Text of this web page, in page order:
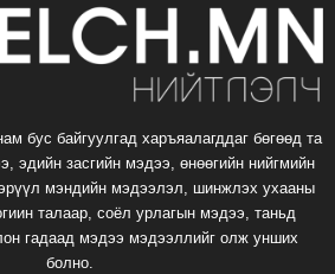
бус байгуулгад харъяалагддаг бөгөөд та
эдийн засгийн мэдээ, өнөөгийн нийгмийн
мэндийн мэдээлэл, шинжлэх ухааны
талаар, соёл урлагын мэдээ, таньд
гадаад мэдээ мэдээллийг олж унших
болно.